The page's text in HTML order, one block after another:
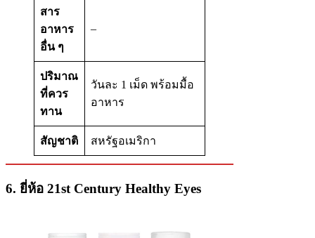
สาร
อาหาร
อื่น ๆ
–
ปริมาณ
ที่ควร
ทาน
วันละ 1 เม็ด พร้อมมื้อ
อาหาร
สัญชาติ สหรัฐอเมริกา
6. ยี่ห้อ 21st Century Healthy Eyes